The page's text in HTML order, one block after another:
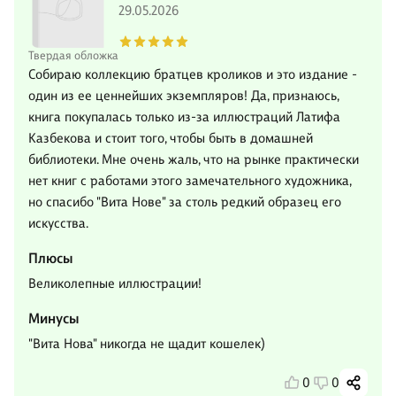
Твердая обложка
29.05.2026
Собираю коллекцию братцев кроликов и это издание -
один из ее ценнейших экземпляров! Да, признаюсь,
книга покупалась только из-за иллюстраций Латифа
Казбекова и стоит того, чтобы быть в домашней
библиотеки. Мне очень жаль, что на рынке практически
нет книг с работами этого замечательного художника,
но спасибо "Вита Нове" за столь редкий образец его
искусства.
Плюсы
Великолепные иллюстрации!
Минусы
"Вита Нова" никогда не щадит кошелек)
0 0